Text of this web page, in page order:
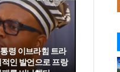
령 이브라힘 트라
인 발언으로 프랑